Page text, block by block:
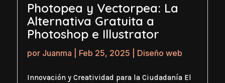
Photopea y Vectorpea: La
Alternativa Gratuita a
Photoshop e Illustrator
por Juanma Feb 25, 2025 Diseño web
Innovación y Creatividad para la Ciudadanía El